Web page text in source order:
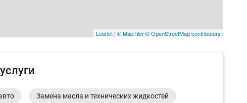
Leaflet | © MapTiler© OpenStreetMap contributors
Замена масла и технических жидкостей